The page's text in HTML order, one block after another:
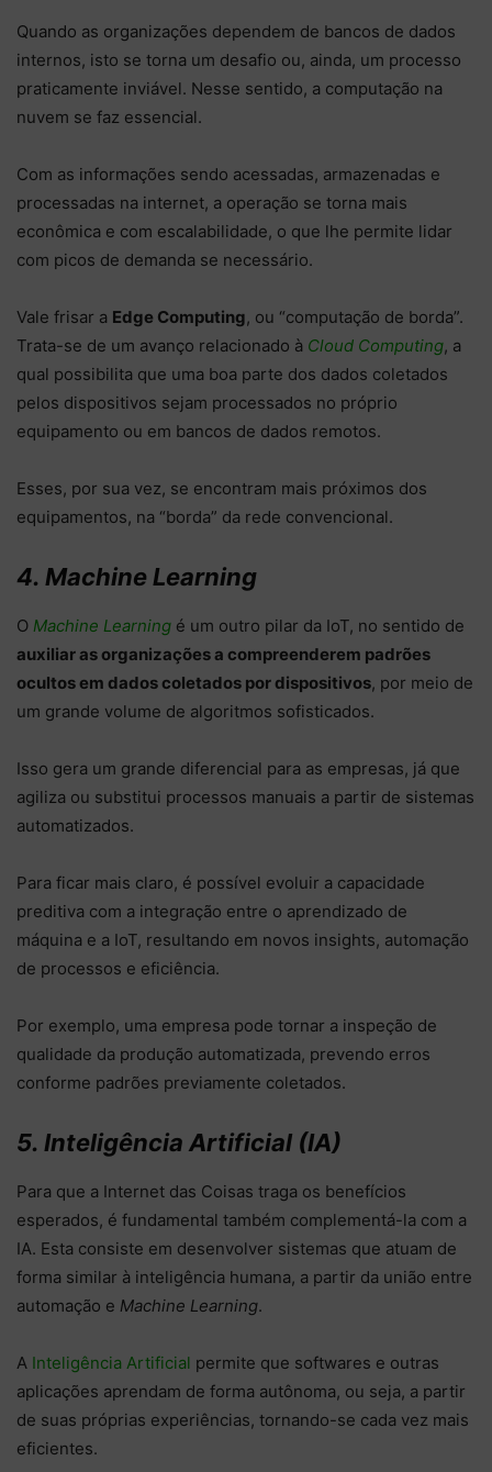
Quando as organizações dependem de bancos de dados
internos, isto se torna um desafio ou, ainda, um processo
praticamente inviável. Nesse sentido, a computação na
nuvem se faz essencial.
Com as informações sendo acessadas, armazenadas e
processadas na internet, a operação se torna mais
econômica e com escalabilidade, o que lhe permite lidar
com picos de demanda se necessário.
Vale frisar a Edge Computing, ou “computação de borda”.
Trata-se de um avanço relacionado à Cloud Computing, a
qual possibilita que uma boa parte dos dados coletados
pelos dispositivos sejam processados no próprio
equipamento ou em bancos de dados remotos.
Esses, por sua vez, se encontram mais próximos dos
equipamentos, na “borda” da rede convencional.
4. Machine Learning
O Machine Learning é um outro pilar da IoT, no sentido de
auxiliar as organizações a compreenderem padrões
ocultos em dados coletados por dispositivos, por meio de
um grande volume de algoritmos sofisticados.
Isso gera um grande diferencial para as empresas, já que
agiliza ou substitui processos manuais a partir de sistemas
automatizados.
Para ficar mais claro, é possível evoluir a capacidade
preditiva com a integração entre o aprendizado de
máquina e a IoT, resultando em novos insights, automação
de processos e eficiência.
Por exemplo, uma empresa pode tornar a inspeção de
qualidade da produção automatizada, prevendo erros
conforme padrões previamente coletados.
5. Inteligência Artificial (IA)
Para que a Internet das Coisas traga os benefícios
esperados, é fundamental também complementá-la com a
IA. Esta consiste em desenvolver sistemas que atuam de
forma similar à inteligência humana, a partir da união entre
automação e Machine Learning.
A Inteligência Artificial permite que softwares e outras
aplicações aprendam de forma autônoma, ou seja, a partir
de suas próprias experiências, tornando-se cada vez mais
eficientes.